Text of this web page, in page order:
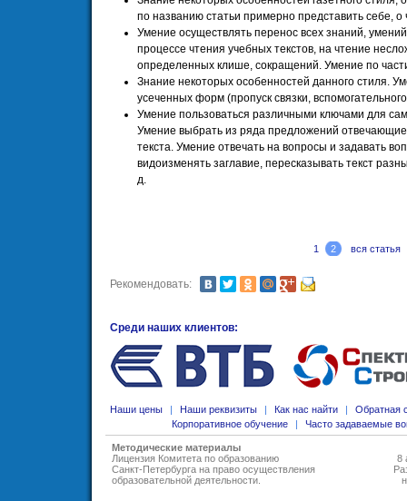
по названию статьи примерно представить себе,
Умение осуществлять перенос всех знаний,
процессе чтения учебных текстов, на чтение
определенных клише, сокращений. Умение по
Знание некоторых особенностей данного стиля.
усеченных форм (пропуск связки, вспомогательного
Умение пользоваться различными ключами для
Умение выбрать из ряда предложений
текста. Умение отвечать на вопросы и задавать
видоизменять заглавие, пересказывать текст
д.
1 2 вся статья
Рекомендовать:
Среди наших клиентов:
Наши цены | Наши реквизиты | Как нас найти |
Обратная
Корпоративное обучение
| Часто задаваемые
Методические материалы
Лицензия Комитета по образованию
Санкт-Петербурга на право осуществления
образовательной деятельности
8